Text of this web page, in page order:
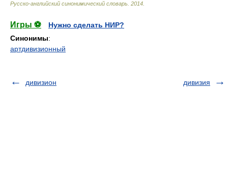
Русско-английский синонимический словарь 2014
Игры ⚽
Нужно сделать НИР?
Синонимы:
артдивизионный
дивизион дивизия